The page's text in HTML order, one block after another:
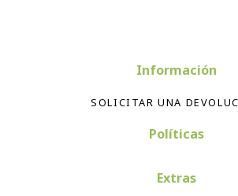
SOLICITAR UNA
Políticas